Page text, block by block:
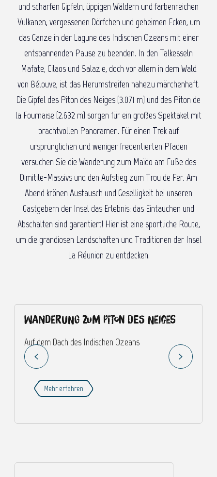
und scharfen Gipfeln, üppigen Wäldern und farbenreichen
Vulkanen, vergessenen Dörfchen und geheimen Ecken, um
das Ganze in der Lagune des Indischen Ozeans mit einer
entspannenden Pause zu beenden. In den Talkesseln
Mafate, Cilaos und Salazie, doch vor allem in dem Wald
von Bélouve, ist das Herumstreifen nahezu märchenhaft.
Die Gipfel des Piton des Neiges (3.071 m) und des Piton de
la Fournaise (2.632 m) sorgen für ein großes Spektakel mit
prachtvollen Panoramen. Für einen Trek auf
ursprünglichen und weniger freqentierten Pfaden
versuchen Sie die Wanderung zum Maïdo am Fuße des
Dimitile-Massivs und den Aufstieg zum Trou de Fer. Am
Abend krönen Austausch und Geselligkeit bei unseren
Gastgebern der Insel das Erlebnis: das Eintauchen und
Abschalten sind garantiert! Hier ist eine sportliche Route,
um die grandiosen Landschaften und Traditionen der Insel
La Réunion zu entdecken.
Wanderung zum Piton des Neiges
Auf dem Dach des Indischen Ozeans
Mehr erfahren